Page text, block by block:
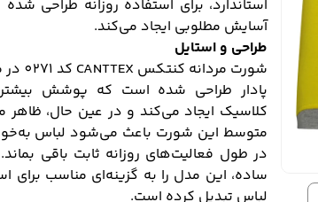
استاندارد، برای استفاده روزانه طراحی
آسایش مطلوبی ایجاد می‌کند.
طراحی و استایل
پا‌دار طراحی شده است که پوشش
کلاسیک ایجاد می‌کند و در عین حال، ظاهر
متوسط این شورت باعث می‌شود لباس
در طول فعالیت‌های روزانه ثابت باقی
ساده، این مدل را به گزینه‌ای مناسب برای
لباس تبدیل کرده است.